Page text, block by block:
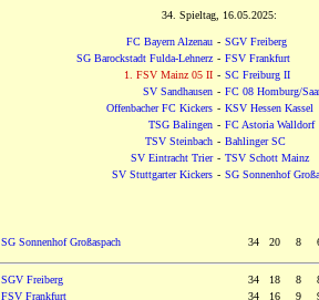
34. Spieltag, 16.05.2025:
FC Bayern Alzenau - SGV Freiberg
SG Barockstadt Fulda-Lehnerz - FSV Frankfurt
1. FSV Mainz 05 II - SC Freiburg II
SV Sandhausen - FC 08 Homburg/
Offenbacher FC Kickers - KSV Hessen Kassel
TSG Balingen - FC Astoria Walldorf
TSV Steinbach - Bahlinger SC
SV Eintracht Trier - TSV Schott Mainz
SV Stuttgarter Kickers - SG Sonnenhof
SG Sonnenhof Großaspach 34 20 8
SGV Freiberg 34 18 8
FSV Frankfurt 34 16 9